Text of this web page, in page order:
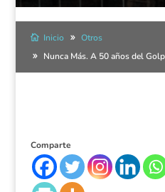
Inicio
Otros
Nunca Más. A 50 años del
Comparte